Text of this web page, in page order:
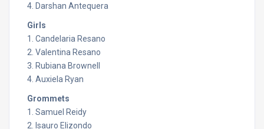
4. Darshan Antequera
Girls
1. Candelaria Resano
2. Valentina Resano
3. Rubiana Brownell
4. Auxiela Ryan
Grommets
1. Samuel Reidy
2. Isauro Elizondo